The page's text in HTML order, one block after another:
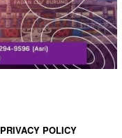
PRIVACY POLICY